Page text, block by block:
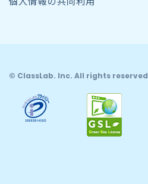
© ClassLab. Inc. All rights reserved